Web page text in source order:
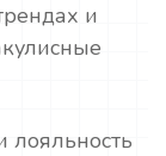
и
лояльность